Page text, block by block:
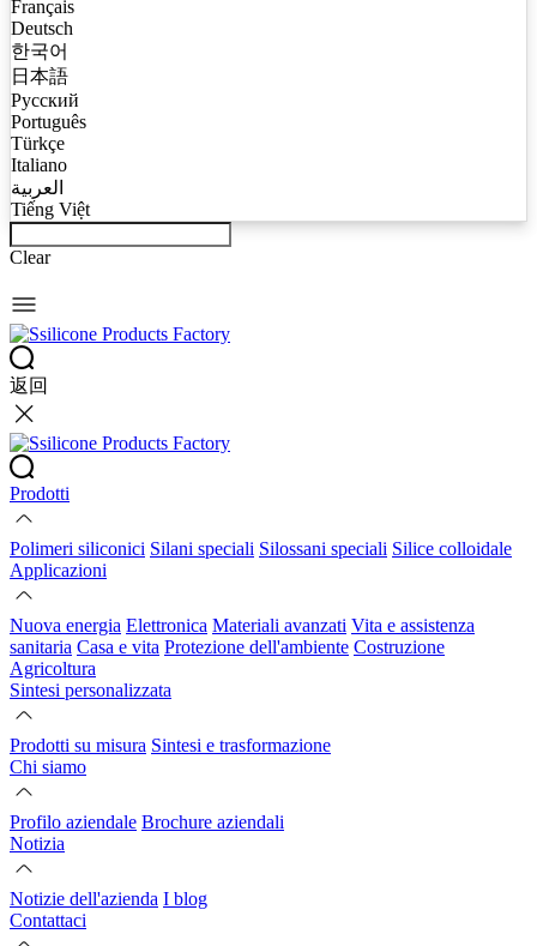
Français
Deutsch
한국어
日本語
Русский
Português
Türkçe
Italiano
العربية
Tiếng Việt
Clear
返回
Prodotti
Polimeri siliconici Silani speciali Silossani speciali Silice colloidale
Applicazioni
Nuova energia Elettronica Materiali avanzati Vita e assistenza
sanitaria Casa e vita Protezione dell'ambiente Costruzione
Agricoltura
Sintesi personalizzata
Prodotti su misura Sintesi e trasformazione
Chi siamo
Profilo aziendale Brochure aziendali
Notizia
Notizie dell'azienda I blog
Contattaci